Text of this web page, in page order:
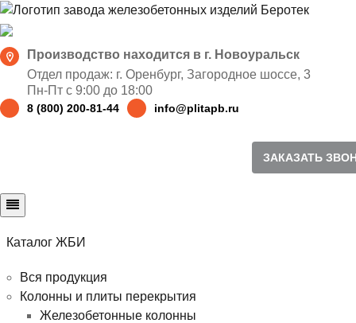
Производство находится в г. Новоуральск
Отдел продаж: г. Оренбург, Загородное шоссе, 3
Пн-Пт с 9:00 до 18:00
8 (800) 200-81-44 info@plitapb.ru
ЗАКАЗАТЬ
Каталог ЖБИ
Вся продукция
Колонны и плиты перекрытия
Железобетонные колонны